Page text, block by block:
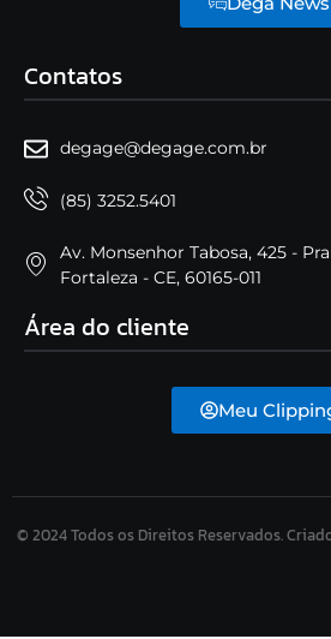
Contatos
degage@degage.com.br
(85) 3252.5401
Av. Monsenhor Tabosa, 425 -
Fortaleza - CE, 60165-011
Área do cliente
Meu
© 2024 Todos os Direitos Reservados.